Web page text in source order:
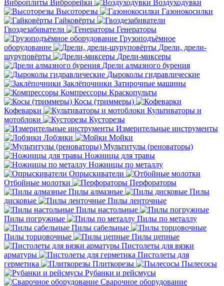
Виброплиты Виброрейки
Воздуходувки
Высоторезы
Газонокосилки
Гайковёрты
Гвоздезабиватели
Генераторы
Грузоподъёмное
оборудование
Дрели, дрели-
шуруповёрты
Дрели-миксеры
Дрели алмазного бурения
Дыроколы гидравлические
Заклёпочники Затирочные машины
Компрессоры Краскопульты
Косы (триммеры)
Кофеварки
Культиваторы и
мотоблоки
Кусторезы
Измерительные инструменты
Лобзики
Мойки
Мультитулы (реноваторы)
Ножницы для травы
Ножницы по металлу
Опрыскиватели
Отбойные молотки
Перфораторы
Пилы алмазные
Пилы
дисковые
Пилы ленточные
Пилы настольные
Пилы погружные
Пилы по металлу
Пилы сабельные
Пилы торцовочные
Пилы цепные
Пистолеты для вязки
арматуры
Пистолеты для
герметика
Плиткорезы
Пылесосы
Рубанки и рейсмусы
Сварочное оборудование